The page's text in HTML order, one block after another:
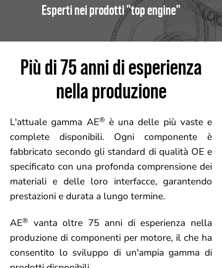
Esperti nei prodotti "top engine"
Più di 75 anni di esperienza
nella produzione
L'attuale gamma AE® è una delle più vaste e
complete disponibili. Ogni componente è
fabbricato secondo gli standard di qualità OE e
specificato con una profonda comprensione dei
materiali e delle loro interfacce, garantendo
prestazioni e durata a lungo termine.
AE®
vanta oltre 75 anni di esperienza nella
produzione di componenti per motore, il che ha
consentito lo sviluppo di un'ampia gamma di